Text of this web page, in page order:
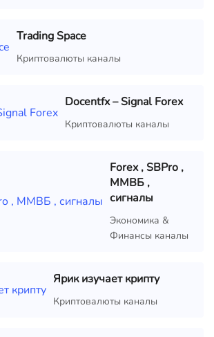
Trading Space
Криптовалюты каналы
Docentfx – Signal Forex
Криптовалюты каналы
Forex , SBPro ,
ММВБ ,
сигналы
Экономика &
Финансы каналы
Ярик изучает крипту
Криптовалюты каналы